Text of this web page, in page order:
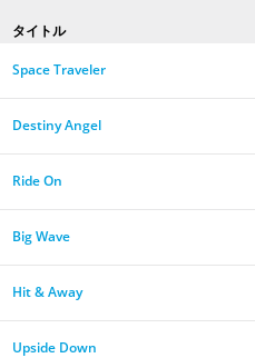
タイトル
Space Traveler
Destiny Angel
Ride On
Big Wave
Hit & Away
Upside Down